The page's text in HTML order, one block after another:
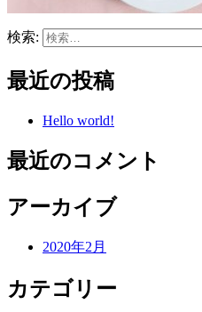
検索:
最近の投稿
Hello world!
最近のコメント
アーカイブ
2020年2月
カテゴリー